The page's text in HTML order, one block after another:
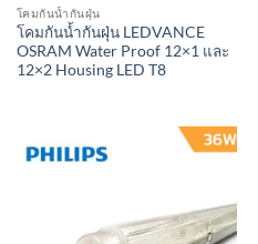
โคมกันน้ำกันฝุ่น
โคมกันน้ำกันฝุ่น LEDVANCE
OSRAM Water Proof 12×1 และ
12×2 Housing LED T8